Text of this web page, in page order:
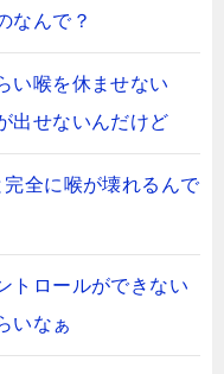
なんで？
い喉を休ませない
出せないんだけど
完全に喉が壊れるんで
トロールができない
いなぁ